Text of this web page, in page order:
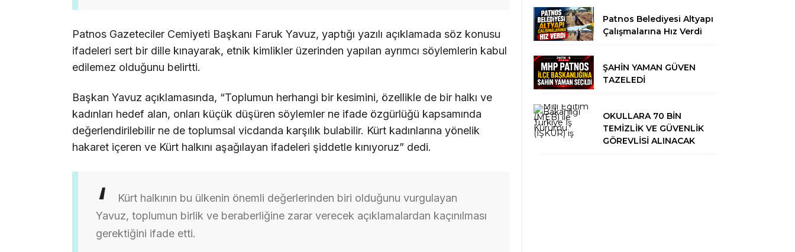
Patnos Gazeteciler Cemiyeti Başkanı Faruk Yavuz, yaptığı yazılı açıklamada söz konusu
ifadeleri sert bir dille kınayarak, etnik kimlikler üzerinden yapılan ayrımcı söylemlerin kabul
edilemez olduğunu belirtti.
Başkan Yavuz açıklamasında, “Toplumun herhangi bir kesimini, özellikle de bir halkı ve
kadınları hedef alan, onları küçük düşüren söylemler ne ifade özgürlüğü kapsamında
değerlendirilebilir ne de toplumsal vicdanda karşılık bulabilir. Kürt kadınlarına yönelik
hakaret içeren ve Kürt halkını aşağılayan ifadeleri şiddetle kınıyoruz” dedi.
Kürt halkının bu ülkenin önemli değerlerinden biri olduğunu vurgulayan
Yavuz, toplumun birlik ve beraberliğine zarar verecek açıklamalardan kaçınılması
gerektiğini ifade etti.
Patnos Belediyesi Altyapı
Çalışmalarına Hız Verdi
ŞAHİN YAMAN GÜVEN
TAZELEDİ
OKULLARA 70 BİN
TEMİZLİK VE GÜVENLİK
GÖREVLİSİ ALINACAK